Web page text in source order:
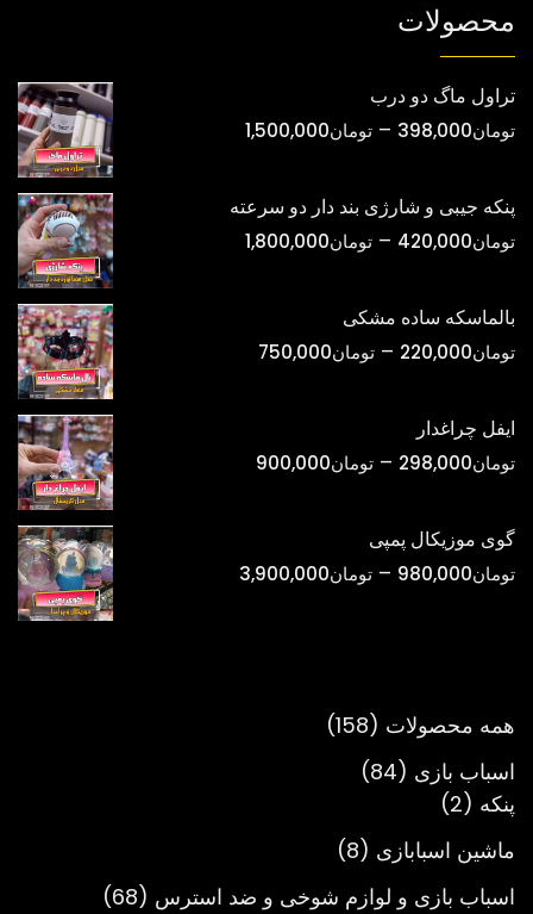
محصولات
تراول ماگ دو درب
تومان398,000
– تومان1,500,000محدوده
پنکه جیبی و شارژی بند دار دو سرعته
تومان420,000
– تومان1,800,000محدوده
تومان420,000
بالماسکه ساده مشکی
تومان220,000
– تومان750,000
تومان750,000
ایفل چراغدار
تومان298,000
– تومان900,000
تومان900,000
گوی موزیکال پمپی
تومان980,000
– تومان3,900,000
همه محصولات
158
158
اسباب بازی 84
84
پنکه 2
2
محصول
ماشین اسبابازی 8
8
اسباب بازی و لوازم شوخی و ضد استرس 68
68